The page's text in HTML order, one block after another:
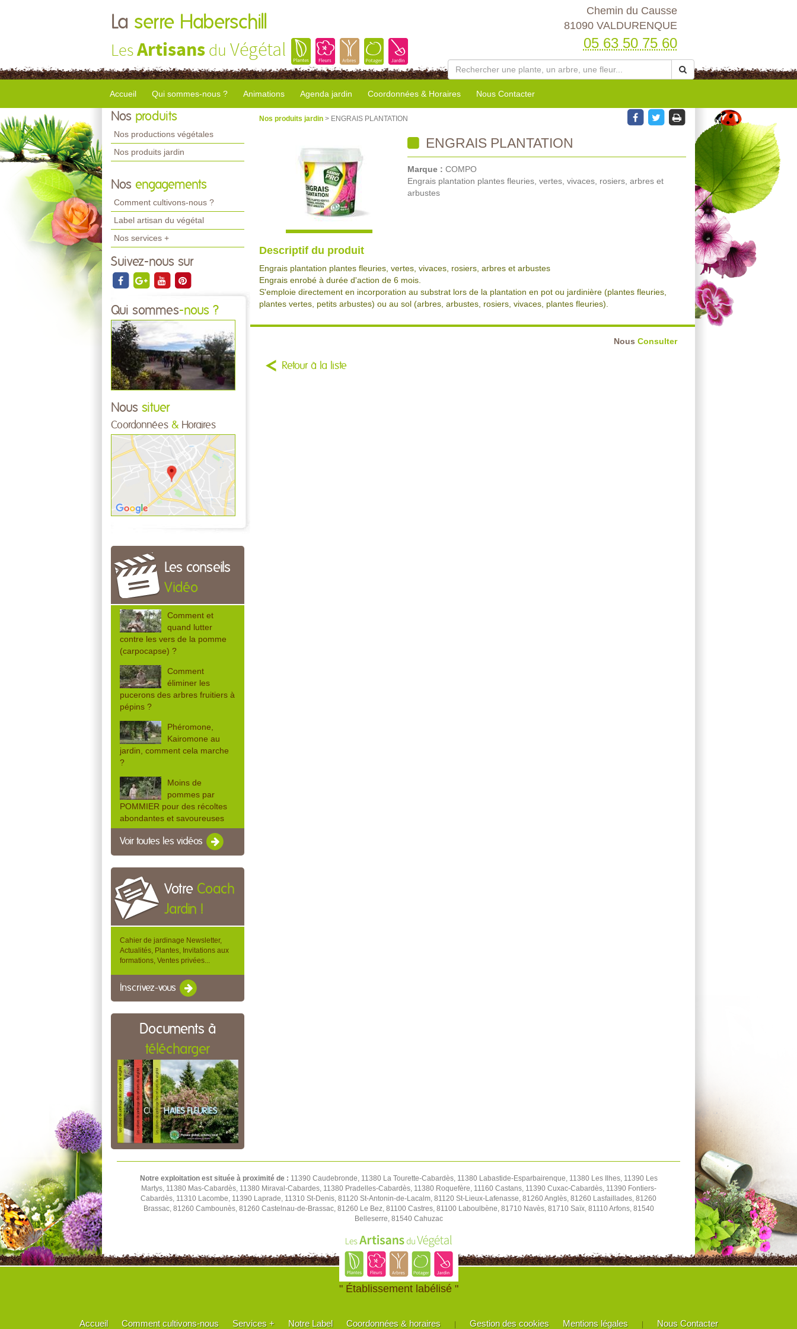
La serre Haberschill
LesArtisans du Végétal
Chemin du Causse
81090 VALDURENQUE
05 63 50 75 60
Accueil Qui sommes-nous ? Animations Agenda jardin Coordonnées & Horaires Nous Contacter
Nos produits
Nos productions végétales
Nos produits jardin
Nos engagements
Comment cultivons-nous ?
Label artisan du végétal
Nos services +
Suivez-nous sur
Qui sommes-nous ?
Nous situer
Coordonnées & Horaires
Les conseils
Vidéo
Comment et
quand lutter
contre les vers de la pomme
(carpocapse) ?
Comment
éliminer les
pucerons des arbres fruitiers à
pépins ?
Phéromone,
Kairomone au
jardin, comment cela marche
?
Moins de
pommes par
POMMIER pour des récoltes
abondantes et savoureuses
Voir toutes les vidéos
Votre Coach
Jardin !
Cahier de jardinage Newsletter,
Actualités, Plantes, Invitations aux
formations, Ventes privées...
Inscrivez-vous
Documents à
télécharger
Nos produits jardin > ENGRAIS PLANTATION
ENGRAIS PLANTATION
Marque : COMPO
Engrais plantation plantes fleuries, vertes, vivaces, rosiers, arbres et
arbustes
Descriptif du produit
Engrais plantation plantes fleuries, vertes, vivaces, rosiers, arbres et arbustes
Engrais enrobé à durée d'action de 6 mois.
S'emploie directement en incorporation au substrat lors de la plantation en pot ou jardinière (plantes fleuries,
plantes vertes, petits arbustes) ou au sol (arbres, arbustes, rosiers, vivaces, plantes fleuries).
Nous Consulter
Retour à la liste
Notre exploitation est située à proximité de : 11390 Caudebronde, 11380 La Tourette-Cabardès, 11380 Labastide-Esparbairenque, 11380 Les Ilhes, 11390 Les
Martys, 11380 Mas-Cabardès, 11380 Miraval-Cabardes, 11380 Pradelles-Cabardès, 11380 Roquefère, 11160 Castans, 11390 Cuxac-Cabardès, 11390 Fontiers-
Cabardès, 11310 Lacombe, 11390 Laprade, 11310 St-Denis, 81120 St-Antonin-de-Lacalm, 81120 St-Lieux-Lafenasse, 81260 Anglès, 81260 Lasfaillades, 81260
Brassac, 81260 Cambounès, 81260 Castelnau-de-Brassac, 81260 Le Bez, 81100 Castres, 81100 Laboulbène, 81710 Navès, 81710 Saïx, 81110 Arfons, 81540
Belleserre, 81540 Cahuzac
" Établissement labélisé "
Accueil Comment cultivons-nous Services + Notre Label Coordonnées & horaires Gestion des cookies Mentions légales Nous Contacter